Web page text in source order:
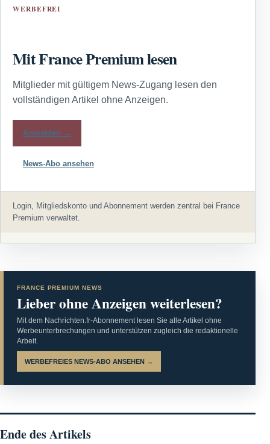
WERBEFREI
Mit France Premium lesen
Mitglieder mit gültigem News-Zugang lesen den
vollständigen Artikel ohne Anzeigen.
Anmelden →
News-Abo ansehen
Login, Mitgliedskonto und Abonnement werden zentral bei France
Premium verwaltet.
FRANCE PREMIUM NEWS
Lieber ohne Anzeigen weiterlesen?
Mit dem Nachrichten.fr-Abonnement lesen Sie alle Artikel ohne
Werbeunterbrechungen und unterstützen zugleich die redaktionelle
Arbeit.
WERBEFREIES NEWS-ABO ANSEHEN →
Ende des Artikels